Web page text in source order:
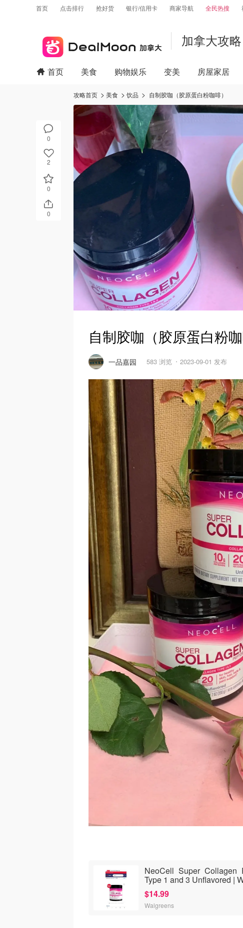
首页 点击排行 抢好货 银行/信用卡 商家导航 全民热搜
加拿大攻略
0
2
0
0
首页 美食 购物娱乐 变美 房屋家居
攻略首页 美食 饮品 自制胶咖（胶原蛋白粉咖啡）
自制胶咖（胶原蛋白粉咖
一品嘉园 583 浏览 2023-09-01 发布
NeoCell Super Collagen
Type 1 and 3 Unflavored |
$14.99
Walgreens